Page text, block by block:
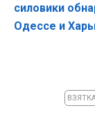
силовики
Одессе и